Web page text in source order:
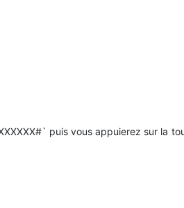
puis vous appuierez sur la